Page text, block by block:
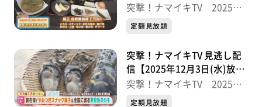
分】
突撃！ナマイキTV 2025後
半
定額見放題
突撃！ナマイキTV 見逃し配
信【2025年12月3日(水)放送
分】
突撃！ナマイキTV 2025後
半
定額見放題